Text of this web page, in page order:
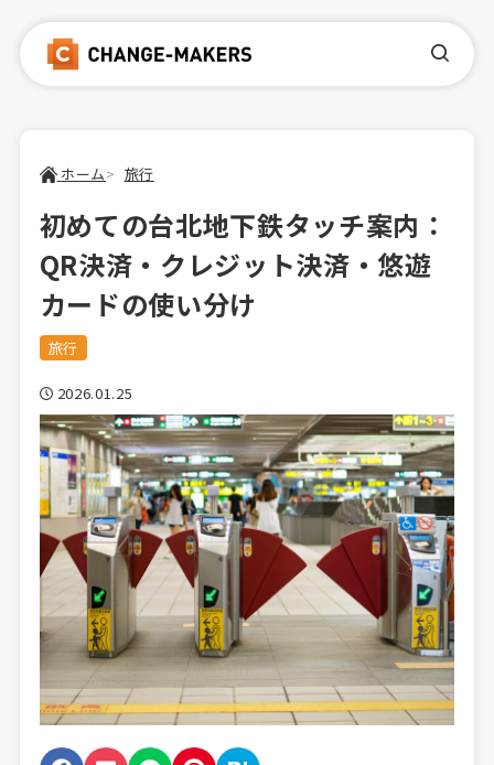
ホーム 旅行
初めての台北地下鉄タッチ案内：
QR決済・クレジット決済・悠遊
カードの使い分け
旅行
2026.01.25